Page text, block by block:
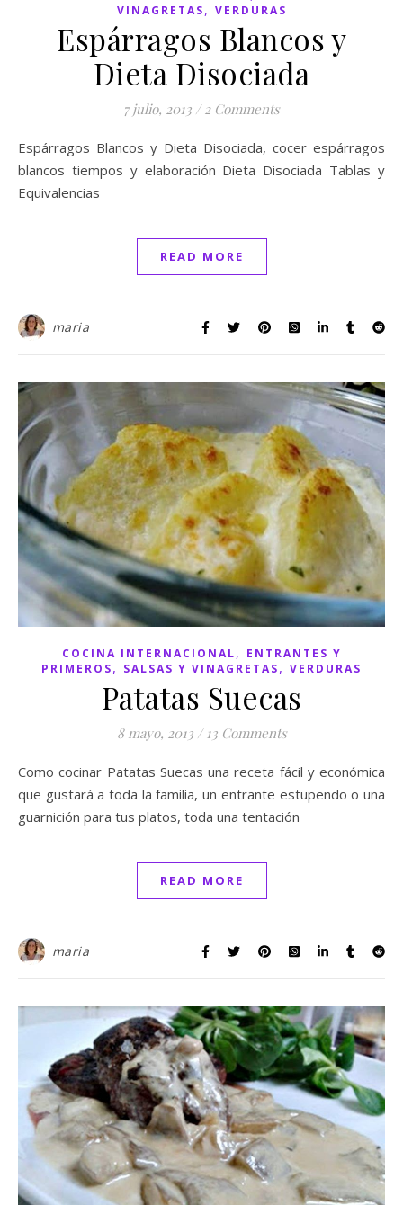
VINAGRETAS, VERDURAS
Espárragos Blancos y
Dieta Disociada
7 julio, 2013 / 2 Comments
Espárragos Blancos y Dieta Disociada, cocer espárragos
blancos tiempos y elaboración Dieta Disociada Tablas y
Equivalencias
READ MORE
maria
COCINA INTERNACIONAL, ENTRANTES Y
PRIMEROS, SALSAS Y VINAGRETAS, VERDURAS
Patatas Suecas
8 mayo, 2013 / 13 Comments
Como cocinar Patatas Suecas una receta fácil y económica
que gustará a toda la familia, un entrante estupendo o una
guarnición para tus platos, toda una tentación
READ MORE
maria